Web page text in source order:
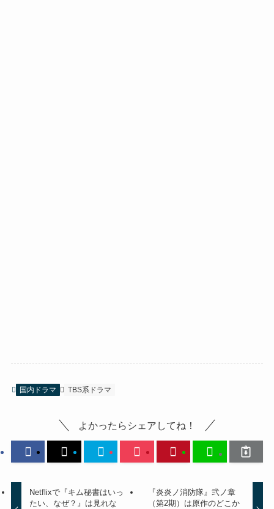
国内ドラマ TBS系ドラマ
よかったらシェアしてね！
Netflixで『キム秘書はいっ
たい、なぜ？』は見れな
『炎炎ノ消防隊』弐ノ章
（第2期）は原作のどこか